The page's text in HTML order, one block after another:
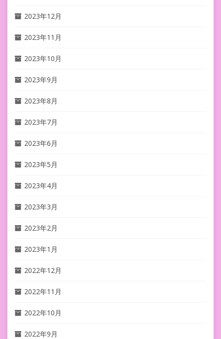
2023年12月
2023年11月
2023年10月
2023年9月
2023年8月
2023年7月
2023年6月
2023年5月
2023年4月
2023年3月
2023年2月
2023年1月
2022年12月
2022年11月
2022年10月
2022年9月